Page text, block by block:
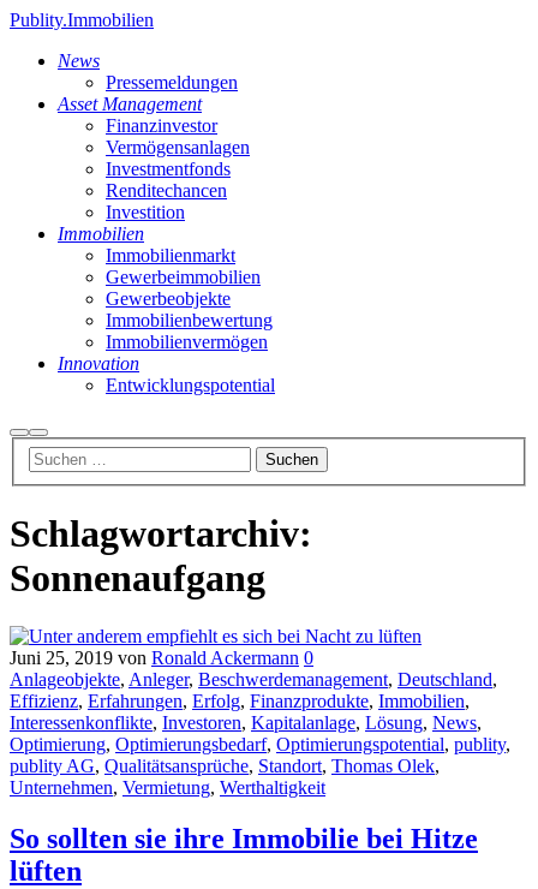
Publity.Immobilien
News
Pressemeldungen
Asset Management
Finanzinvestor
Vermögensanlagen
Investmentfonds
Renditechancen
Investition
Immobilien
Immobilienmarkt
Gewerbeimmobilien
Gewerbeobjekte
Immobilienbewertung
Immobilienvermögen
Innovation
Entwicklungspotential
Suchen
Hauptmenü
Schlagwortarchiv:
Sonnenaufgang
Juni 25, 2019 von Ronald Ackermann 0
Anlageobjekte, Anleger, Beschwerdemanagement, Deutschland,
Effizienz, Erfahrungen, Erfolg, Finanzprodukte, Immobilien,
Interessenkonflikte, Investoren, Kapitalanlage, Lösung, News,
Optimierung, Optimierungsbedarf, Optimierungspotential, publity,
publity AG, Qualitätsansprüche, Standort, Thomas Olek,
Unternehmen, Vermietung, Werthaltigkeit
So sollten sie ihre Immobilie bei Hitze
lüften